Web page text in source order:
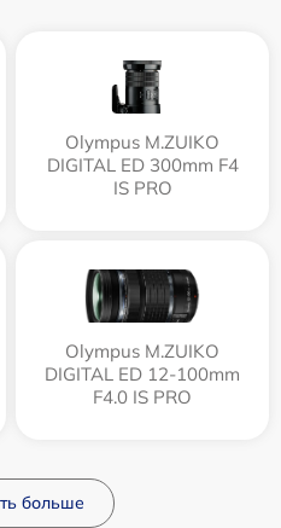
Olympus M.ZUIKO
DIGITAL ED 300mm F4
IS PRO
Olympus M.ZUIKO
DIGITAL ED 12‑100mm
F4.0 IS PRO
больше